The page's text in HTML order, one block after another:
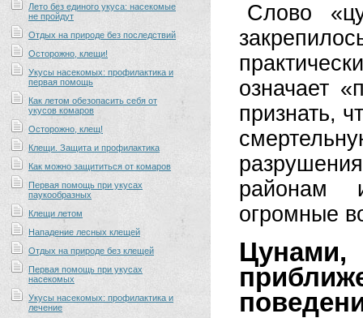
Лето без единого укуса: насекомые
не пройдут
Отдых на природе без последствий
Осторожно, клещи!
Укусы насекомых: профилактика и
первая помощь
Как летом обезопасить себя от
укусов комаров
Осторожно, клещ!
Клещи. Защита и профилактика
Как можно защититься от комаров
Первая помощь при укусах
паукообразных
Клещи летом
Нападение лесных клещей
Отдых на природе без клещей
Первая помощь при укусах
насекомых
Укусы насекомых: профилактика и
лечение
Слово
означает
признать,
районам
огромные
Цунами,